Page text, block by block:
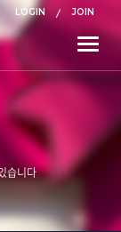
LOGIN JOIN
Toggle
습니다